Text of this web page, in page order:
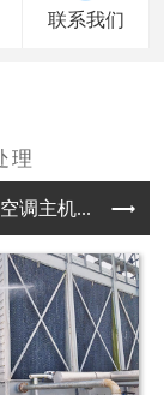
联系我们
空调主机... 水处